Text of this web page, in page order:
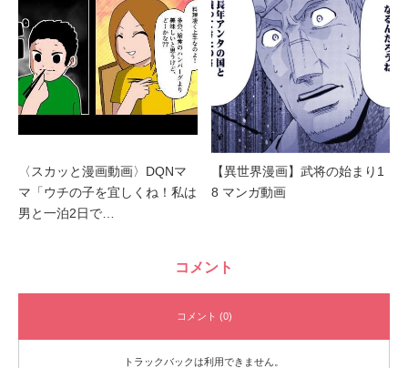
〈スカッと漫画動画〉DQNマ
マ「ウチの子を宜しくね！私は
男と一泊2日で…
【異世界漫画】武将の始まり1
8 マンガ動画
コメント
コメント (0)
トラックバックは利用できません。